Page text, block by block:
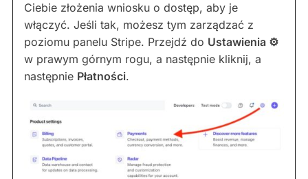
Ciebie złożenia wniosku o dostęp, aby je
włączyć. Jeśli tak, możesz tym zarządzać z
poziomu panelu Stripe. Przejdź do Ustawienia ⚙︎
w prawym górnym rogu, a następnie kliknij, a
następnie Płatności.